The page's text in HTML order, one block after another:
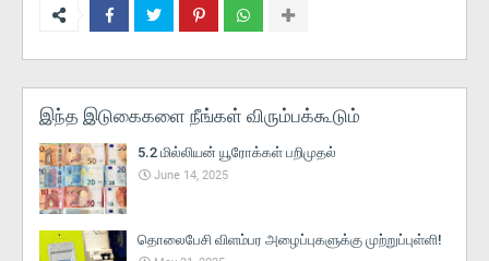
இந்த இடுகைகளை நீங்கள் விரும்பக்கூடும்
5.2 மில்லியன் யூரோக்கள் பறிமுதல்
June 14, 2025
தொலைபேசி விளம்பர அழைப்புகளுக்கு முற்றுப்புள்ளி!